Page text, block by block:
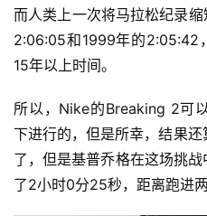
而人类上一次将马拉松纪录
2:06:05和1999年的2:05:42
15年以上时间。
所以，Nike的Breaking 2可
下进行的，但是所幸，结果
了，但是基普乔格在这场挑
了2小时0分25秒，距离跑进